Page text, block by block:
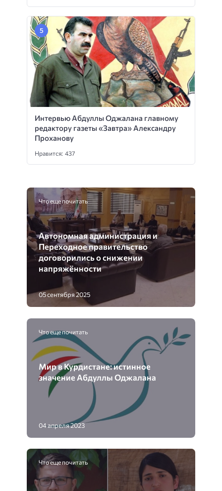
Интервью Абдуллы Оджалана главному
редактору газеты «Завтра» Александру
Проханову
Нравится: 437
Что еще почитать
Автономная администрация и
Переходное правительство
договорились о снижении
напряжённости
05 сентября 2025
Что еще почитать
Мир в Курдистане: истинное
значение Абдуллы Оджалана
04 апреля 2023
Что еще почитать